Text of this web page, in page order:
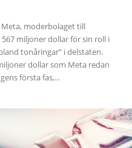
moderbolaget till
miljoner dollar för sin roll i
tonåringar” i delstaten.
dollar som Meta redan
första fas,...